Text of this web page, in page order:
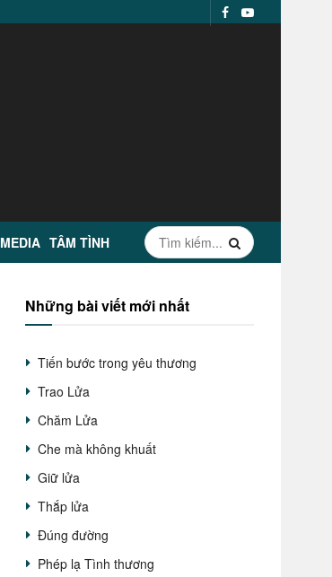
MEDIA TÂM TÌNH
Những bài viết mới nhất
Tiến bước trong yêu thương
Trao Lửa
Chăm Lửa
Che mà không khuất
Giữ lửa
Thắp lửa
Đúng đường
Phép lạ Tình thương